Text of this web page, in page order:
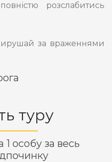
розслабитись
за враженнями
туру
1 особу за весь